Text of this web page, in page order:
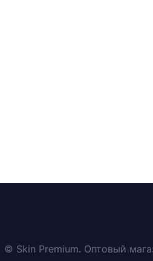
© Skin Premium. Оптовый